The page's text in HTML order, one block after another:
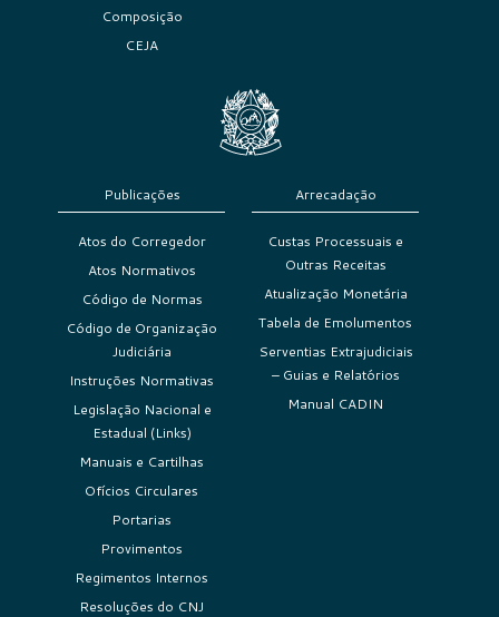
Composição
CEJA
Publicações
Atos do Corregedor
Atos Normativos
Código de Normas
Código de Organização
Judiciária
Instruções Normativas
Legislação Nacional e
Estadual (Links)
Manuais e Cartilhas
Ofícios Circulares
Portarias
Provimentos
Regimentos Internos
Resoluções do CNJ
Arrecadação
Custas Processuais e
Outras Receitas
Atualização Monetária
Tabela de Emolumentos
Serventias Extrajudiciais
– Guias e Relatórios
Manual CADIN